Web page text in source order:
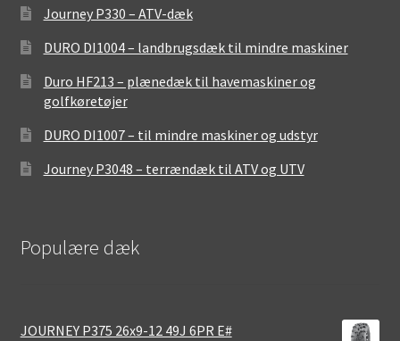
Journey P330 – ATV-dæk
DURO DI1004 – landbrugsdæk til mindre maskiner
Duro HF213 – plænedæk til havemaskiner og
golfkøretøjer
DURO DI1007 – til mindre maskiner og udstyr
Journey P3048 – terrændæk til ATV og UTV
Populære dæk
JOURNEY P375 26x9-12 49J 6PR E#